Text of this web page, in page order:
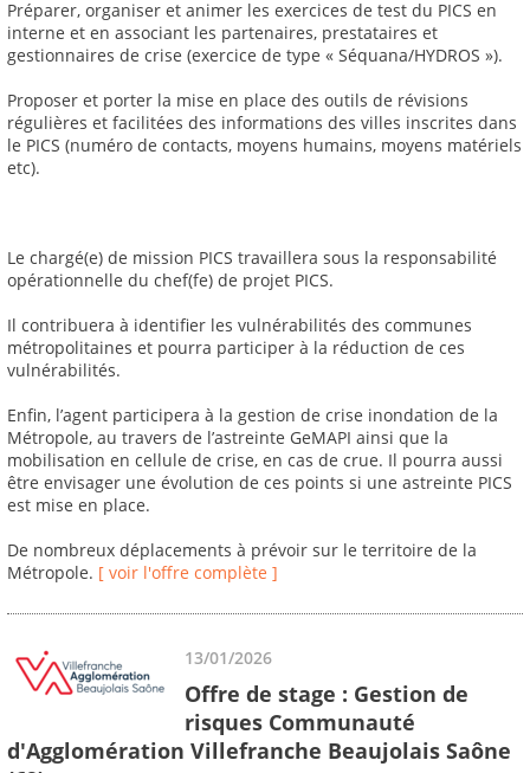
Préparer, organiser et animer les exercices de test du PICS en
interne et en associant les partenaires, prestataires et
gestionnaires de crise (exercice de type « Séquana/HYDROS »).
Proposer et porter la mise en place des outils de révisions
régulières et facilitées des informations des villes inscrites dans
le PICS (numéro de contacts, moyens humains, moyens matériels
etc).
Le chargé(e) de mission PICS travaillera sous la responsabilité
opérationnelle du chef(fe) de projet PICS.
Il contribuera à identifier les vulnérabilités des communes
métropolitaines et pourra participer à la réduction de ces
vulnérabilités.
Enfin, l’agent participera à la gestion de crise inondation de la
Métropole, au travers de l’astreinte GeMAPI ainsi que la
mobilisation en cellule de crise, en cas de crue. Il pourra aussi
être envisager une évolution de ces points si une astreinte PICS
est mise en place.
De nombreux déplacements à prévoir sur le territoire de la
Métropole. [ voir l'offre complète ]
13/01/2026
Offre de stage : Gestion de
risques Communauté
d'Agglomération Villefranche Beaujolais Saône